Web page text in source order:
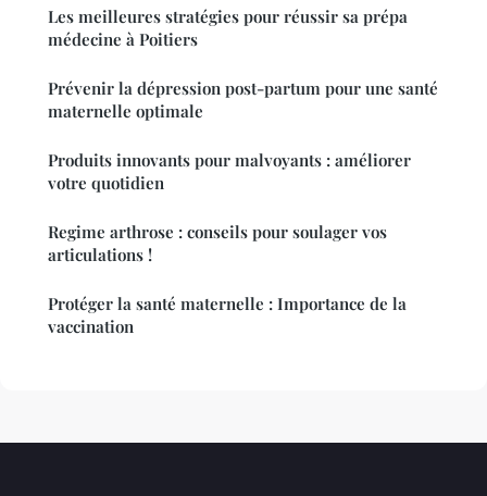
Les meilleures stratégies pour réussir sa prépa
médecine à Poitiers
Prévenir la dépression post-partum pour une santé
maternelle optimale
Produits innovants pour malvoyants : améliorer
votre quotidien
Regime arthrose : conseils pour soulager vos
articulations !
Protéger la santé maternelle : Importance de la
vaccination